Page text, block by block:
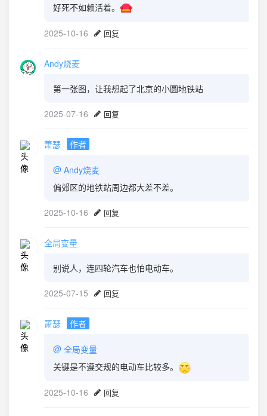
好死不如赖活着。
2025-10-16 回复
Andy烧麦
第一张图，让我想起了北京的小圆地铁站
2025-07-16 回复
萧瑟 作者
@ Andy烧麦
偏郊区的地铁站周边都大差不差。
2025-10-16 回复
全局变量
别说人，连四轮汽车也怕电动车。
2025-07-15 回复
萧瑟 作者
@ 全局变量
关键是不遵交规的电动车比较多。
2025-10-16 回复